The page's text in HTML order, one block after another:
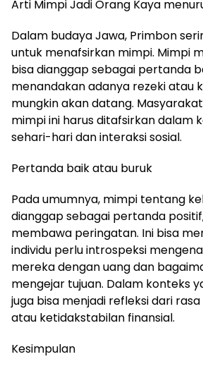
Arti Mimpi Jadi Orang Kaya
Dalam budaya Jawa, Primbon
untuk menafsirkan mimpi. Mimpi
bisa dianggap sebagai pertanda
menandakan adanya rezeki atau
mungkin akan datang.
mimpi ini harus ditafsirkan dalam
sehari-hari dan interaksi sosial.
Pertanda baik atau buruk
Pada umumnya, mimpi tentang
dianggap sebagai pertanda
membawa peringatan. Ini bisa
individu perlu introspeksi
mereka dengan uang dan
mengejar tujuan. Dalam konteks
juga bisa menjadi refleksi dari
atau ketidakstabilan finansial.
Kesimpulan